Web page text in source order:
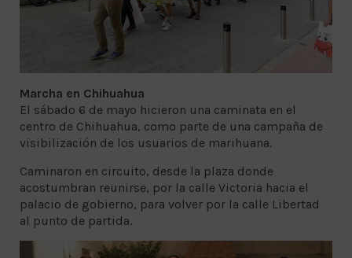
Marcha en Chihuahua
El sábado 6 de mayo hicieron una caminata en el
centro de Chihuahua, como parte de una campaña de
visibilización de los usuarios de marihuana.
Caminaron en circuito, desde la plaza donde
acostumbran reunirse, por la calle Victoria hacia el
palacio de gobierno, para volver por la calle Libertad
al punto de partida.